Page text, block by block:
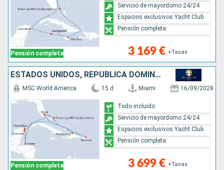
Pensión completa 3 169 € +Tasas
Servicio de mayordomo 24/24
Espacios exclusivos Yacht Club
Pensión completa
ESTADOS UNIDOS, REPÚBLICA DOMINICANA, PORTO RICO, HONDURAS, MÉXICO, BAHAMAS
Pensión completa
MSC World America 15 d Miami 16/09/2028
3 699 € +Tasas
Todo incluido
Servicio de mayordomo 24/24
Espacios exclusivos Yacht Club
Pensión completa